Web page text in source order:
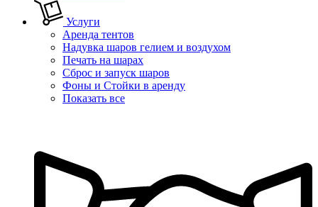
Услуги
Аренда тентов
Надувка шаров гелием и воздухом
Печать на шарах
Сброс и запуск шаров
Фоны и Стойки в аренду
Показать все